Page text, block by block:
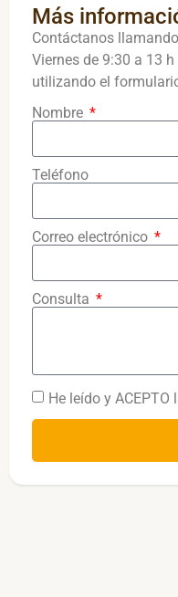
Más
Contáctanos
Viernes de 9:30 a 13
utilizando el
Nombre
Teléfono
Correo electrónico
Consulta
He leído y